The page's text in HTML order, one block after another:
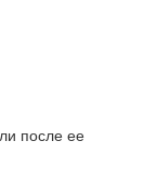
после ее